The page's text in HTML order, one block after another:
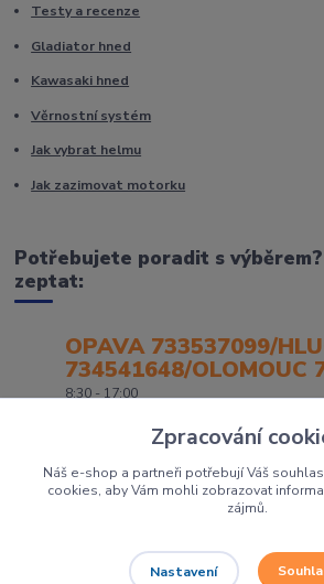
Testy a recenze
Gladiator hned
Kawasaki hned
Věrnostní systém
Jak vybrat helmu
Jak zazimovat motorku
Potřebujete poradit s
zeptat:
OPAVA 733537099/
734541648/OLOMOUC
8:30 - 17:00
Zpracování
Náš e-shop a partneři potřebují Váš
cookies, aby Vám mohli zobrazovat
zájmů.
Nastavení